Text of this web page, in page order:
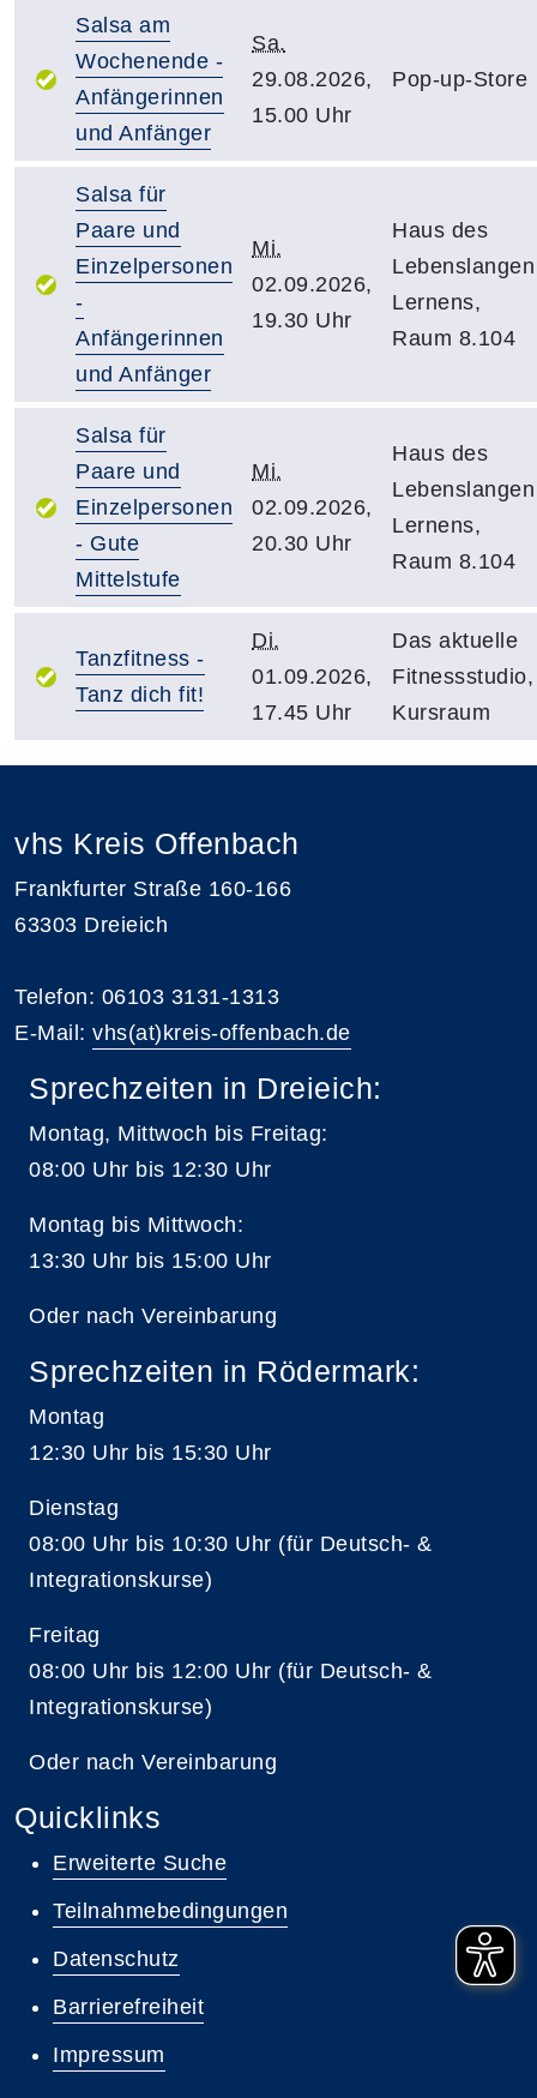
Salsa am
Wochenende -
Anfängerinnen
und Anfänger
Sa.
29.08.2026,
15.00 Uhr
Pop-up-Store
Salsa für
Paare und
Einzelpersonen
-
Anfängerinnen
und Anfänger
Mi.
02.09.2026,
19.30 Uhr
Haus des
Lebenslangen
Lernens,
Raum 8.104
Salsa für
Paare und
Einzelpersonen
- Gute
Mittelstufe
Mi.
02.09.2026,
20.30 Uhr
Haus des
Lebenslangen
Lernens,
Raum 8.104
Tanzfitness -
Tanz dich fit!
Di.
01.09.2026,
17.45 Uhr
Das aktuelle
Fitnessstudio,
Kursraum
vhs Kreis Offenbach
Frankfurter Straße 160-166
63303 Dreieich
Telefon: 06103 3131-1313
E-Mail: vhs(at)kreis-offenbach.de
Sprechzeiten in Dreieich:
Montag, Mittwoch bis Freitag:
08:00 Uhr bis 12:30 Uhr
Montag bis Mittwoch:
13:30 Uhr bis 15:00 Uhr
Oder nach Vereinbarung
Sprechzeiten in Rödermark:
Montag
12:30 Uhr bis 15:30 Uhr
Dienstag
08:00 Uhr bis 10:30 Uhr (für Deutsch- &
Integrationskurse)
Freitag
08:00 Uhr bis 12:00 Uhr (für Deutsch- &
Integrationskurse)
Oder nach Vereinbarung
Quicklinks
Erweiterte Suche
Teilnahmebedingungen
Datenschutz
Barrierefreiheit
Impressum